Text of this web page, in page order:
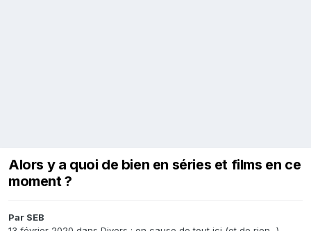
Alors y a quoi de bien en séries et films en ce
moment ?
Par SEB